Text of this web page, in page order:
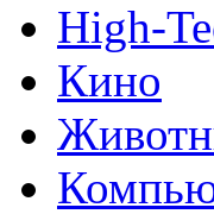
High-
Кино